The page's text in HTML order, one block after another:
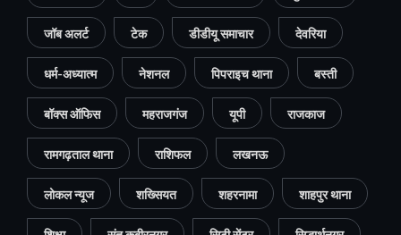
जॉब अलर्ट टेक डीडीयू समाचार देवरिया
धर्म-अध्यात्म नेशनल पिपराइच थाना बस्ती
बॉक्स ऑफिस महराजगंज यूपी राजकाज
रामगढ़ताल थाना राशिफल लखनऊ
लोकल न्यूज शख्सियत शहरनामा शाहपुर थाना